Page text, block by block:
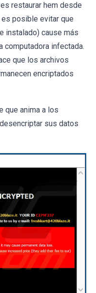
restaurar hem desde
es posible evitar que
instalado) cause más
computadora infectada.
que los archivos
encriptados
que anima a los
sus datos